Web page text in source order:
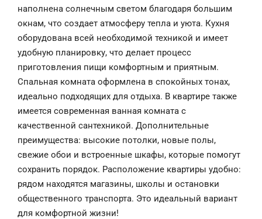
наполнена солнечным светом благодаря большим
окнам, что создает атмосферу тепла и уюта. Кухня
оборудована всей необходимой техникой и имеет
удобную планировку, что делает процесс
приготовления пищи комфортным и приятным.
Спальная комната оформлена в спокойных тонах,
идеально подходящих для отдыха. В квартире также
имеется современная ванная комната с
качественной сантехникой. Дополнительные
преимущества: высокие потолки, новые полы,
свежие обои и встроенные шкафы, которые помогут
сохранить порядок. Расположение квартиры удобно:
рядом находятся магазины, школы и остановки
общественного транспорта. Это идеальный вариант
для комфортной жизни!